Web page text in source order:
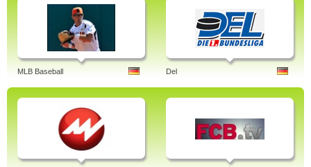
MLB Baseball Del